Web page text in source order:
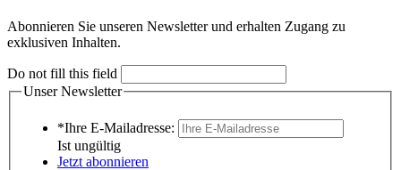
Abonnieren Sie unseren Newsletter und erhalten Zugang zu
exklusiven Inhalten.
Do not fill this field
Unser Newsletter
*Ihre E-Mailadresse:
Ist ungültig
Jetzt abonnieren